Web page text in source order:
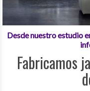
Desde nuestro estudio
Fabricamos